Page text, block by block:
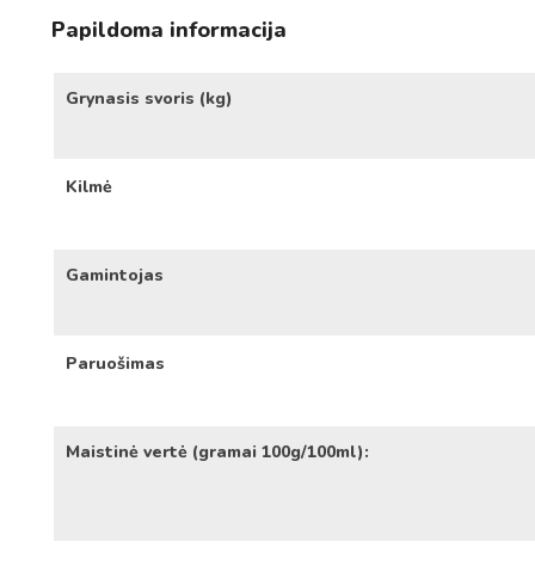
Papildoma informacija
Grynasis svoris (kg)
Kilmė
Gamintojas
Paruošimas
Maistinė vertė (gramai 100g/100ml):